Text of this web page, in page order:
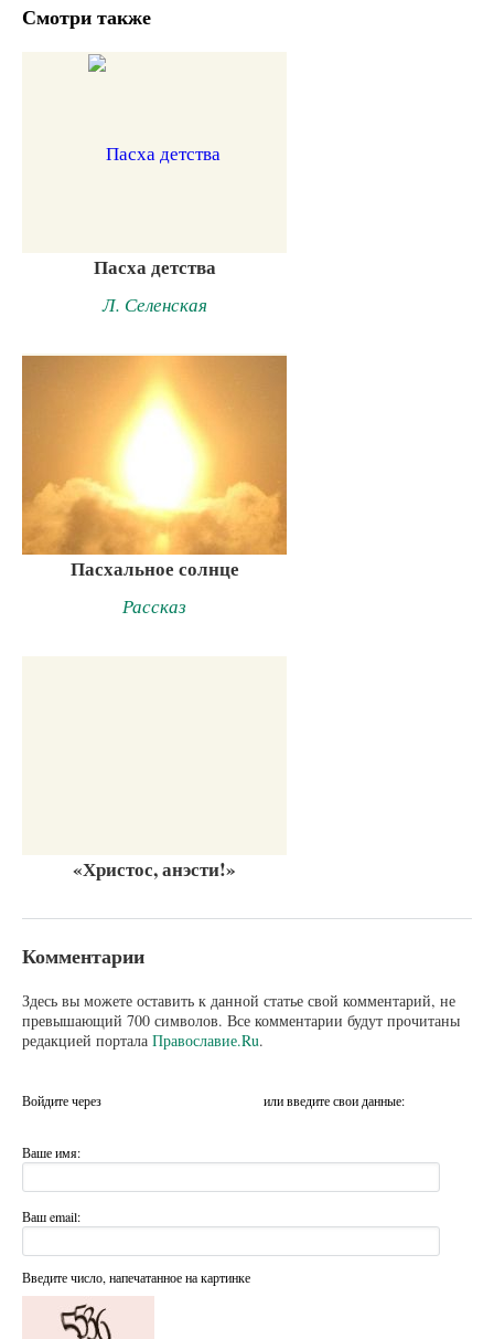
Смотри также
Пасха детства
Л. Селенская
Пасхальное солнце
Рассказ
«Христос, анэсти!»
Комментарии
Здесь вы можете оставить к данной статье свой комментарий, не
превышающий 700 символов. Все комментарии будут прочитаны
редакцией портала Православие.Ru.
Войдите через или введите свои данные:
Ваше имя:
Ваш email:
Введите число, напечатанное на картинке